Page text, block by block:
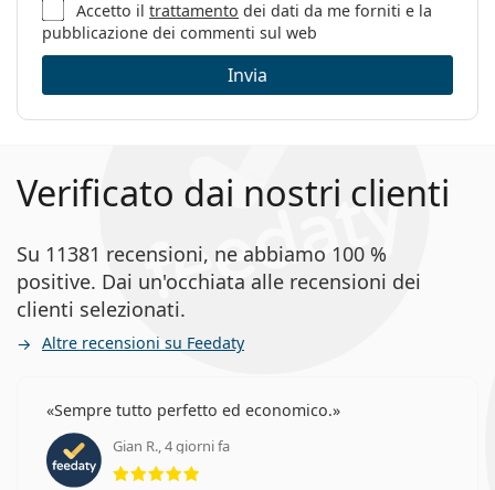
Sesso:
Donna
Categorie:
Occhiali da vista
Versace
Codice:
0VE3274V 5215 54
Accetto iltrattamento dei dati da me forniti e la
pubblicazione dei commenti sul web
Invia
Verificato dai nostri clienti
Su 11381 recensioni, ne abbiamo 100 %
positive. Dai un'occhiata alle recensioni dei
clienti selezionati.
Altre recensioni su Feedaty
Sempre tutto perfetto ed economico.
Gian R., 4 giorni fa